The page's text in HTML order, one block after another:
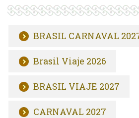
BRASIL CARNAVAL
Brasil Viaje 2026
BRASIL VIAJE 2027
CARNAVAL 2027